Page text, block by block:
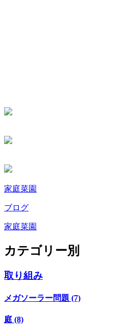
家庭菜園
ブログ
家庭菜園
カテゴリー別
取り組み
メガソーラー問題 (7)
庭 (8)